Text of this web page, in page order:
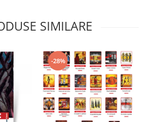
SIMILARE
-28%